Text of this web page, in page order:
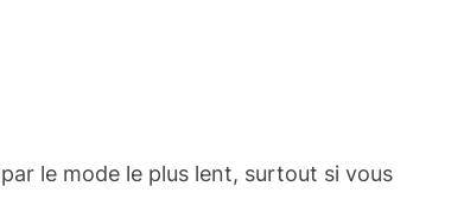
le mode le plus lent, surtout si vous